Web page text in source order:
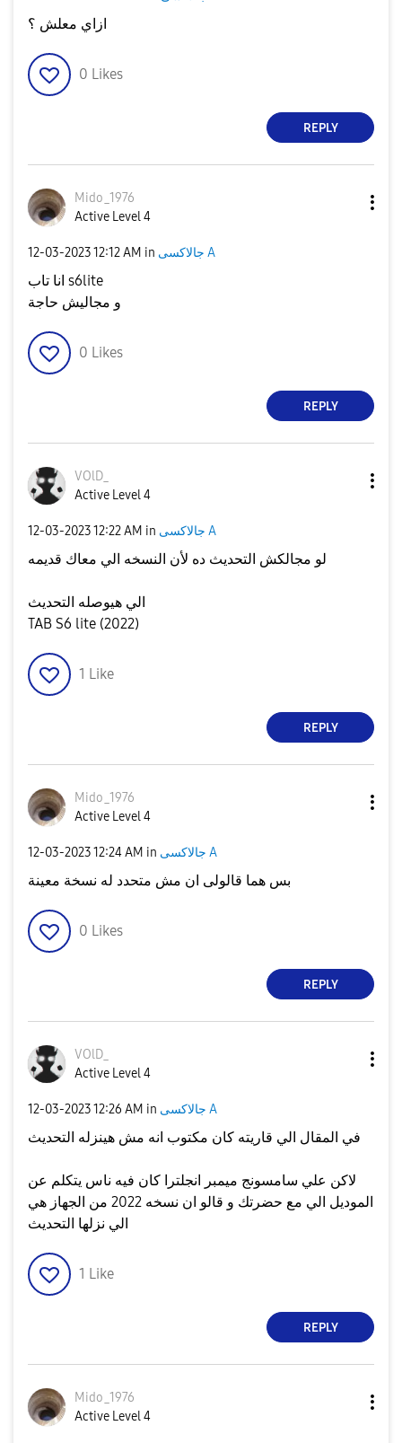
ازاي معلش ؟
0 Likes
REPLY
Mido_1976
Active Level 4
‎12-03-202312:12 AM in جالاكسى A
انا تاب s6lite
و مجاليش حاجة
0 Likes
REPLY
VOlD_
Active Level 4
‎12-03-202312:22 AM in جالاكسى A
لو مجالكش التحديث ده لأن النسخه الي معاك قديمه
الي هيوصله التحديث
TAB S6 lite (2022)
1 Like
REPLY
Mido_1976
Active Level 4
‎12-03-202312:24 AM in جالاكسى A
بس هما قالولى ان مش متحدد له نسخة معينة
0 Likes
REPLY
VOlD_
Active Level 4
‎12-03-202312:26 AM in جالاكسى A
في المقال الي قاريته كان مكتوب انه مش هينزله التحديث
لاكن علي سامسونج ميمبر انجلترا كان فيه ناس يتكلم عن
الموديل الي مع حضرتك و قالو ان نسخه 2022 من الجهاز هي
الي نزلها التحديث
1 Like
REPLY
Mido_1976
Active Level 4